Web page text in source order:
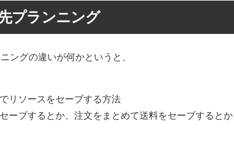
プランニング
ングの違いが何かというと、
リソースをセーブする方法
ーブするとか、注文をまとめて送料をセーブするとか